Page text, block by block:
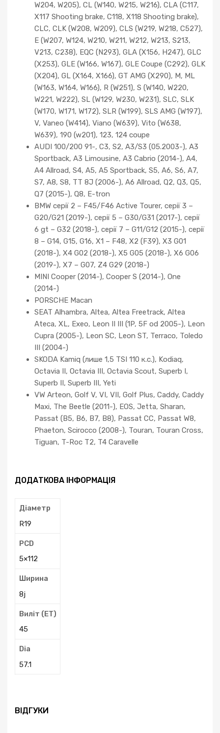
W204, W205), CL (W140, W215, W216), CLA (C117,
X117 Shooting brake, C118, X118 Shooting brake),
CLC, CLK (W208, W209), CLS (W219, W218, C527),
E (W207, W124, W210, W211, W212, W213, S213,
V213, C238), EQC (N293), GLA (X156, H247), GLC
(X253), GLE (W166, W167), GLE Coupe (C292), GLK
(X204), GL (X164, X166), GT AMG (X290), M, ML
(W163, W164, W166), R (W251), S (W140, W220,
W221, W222), SL (W129, W230, W231), SLC, SLK
(W170, W171, W172), SLR (W199), SLS AMG (W197),
V, Vaneo (W414), Viano (W639), Vito (W638,
W639), 190 (w201), 123, 124 coupe
AUDI 100/200 91-, C3, S2, A3/S3 (05.2003-), A3
Sportback, A3 Limousine, A3 Cabrio (2014-), A4,
A4 Allroad, S4, A5, A5 Sportback, S5, A6, S6, A7,
S7, A8, S8, TT 8J (2006-), A6 Allroad, Q2, Q3, Q5,
Q7 (2015-), Q8, E-tron
BMW серії 2 – F45/F46 Active Tourer, серії 3 –
G20/G21 (2019-), серії 5 – G30/G31 (2017-), серії
6 gt – G32 (2018-), серії 7 – G11/G12 (2015-), серії
8 – G14, G15, G16, X1 – F48, X2 (F39), X3 G01
(2018-), X4 G02 (2018-), X5 G05 (2018-), X6 G06
(2019-), X7 – G07, Z4 G29 (2018-)
MINI Cooper (2014-), Cooper S (2014-), One
(2014-)
PORSCHE Macan
SEAT Alhambra, Altea, Altea Freetrack, Altea
Ateca, XL, Exeo, Leon II III (1P, 5F od 2005-), Leon
Cupra (2005-), Leon SC, Leon ST, Terraco, Toledo
III (2004-)
SKODA Kamiq (лише 1,5 TSI 110 к.с.), Kodiaq,
Octavia II, Octavia III, Octavia Scout, Superb I,
Superb II, Superb III, Yeti
VW Arteon, Golf V, VI, VII, Golf Plus, Caddy, Caddy
Maxi, The Beetle (2011-), EOS, Jetta, Sharan,
Passat (B5, B6, B7, B8), Passat CC, Passat W8,
Phaeton, Scirocco (2008-), Touran, Touran Cross,
Tiguan, T-Roc T2, T4 Caravelle
ДОДАТКОВА ІНФОРМАЦІЯ
Діаметр
R19
PCD
5×112
Ширина
8j
Виліт (ЕТ)
45
Dia
57.1
ВІДГУКИ